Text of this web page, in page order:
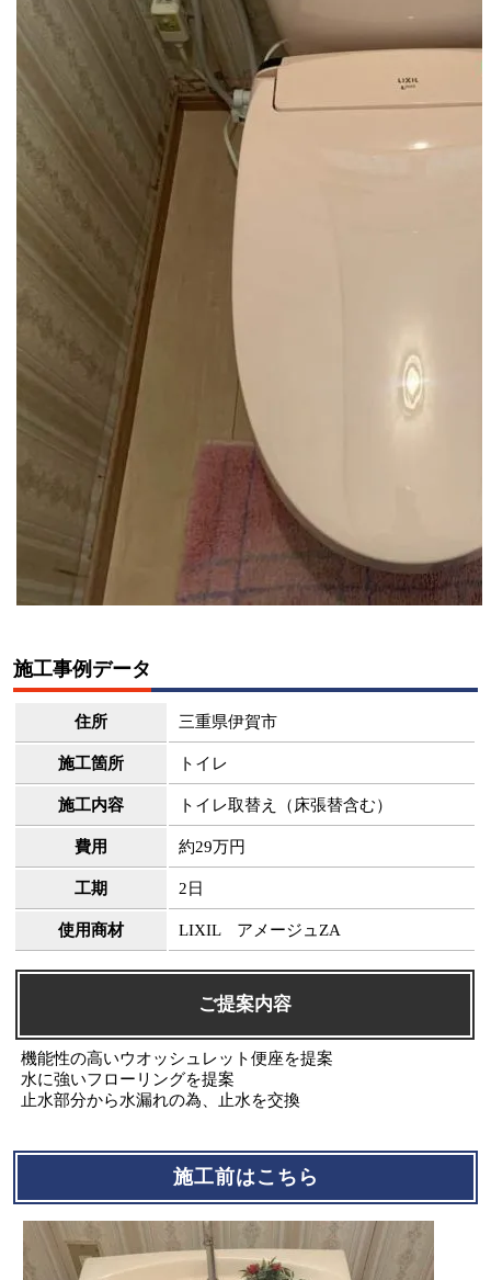
施工事例データ
住所 三重県伊賀市
施工箇所 トイレ
施工内容 トイレ取替え（床張替含む）
費用 約29万円
工期 2日
使用商材 LIXIL アメージュZA
ご提案内容
機能性の高いウオッシュレット便座を提案
水に強いフローリングを提案
止水部分から水漏れの為、止水を交換
施工前はこちら